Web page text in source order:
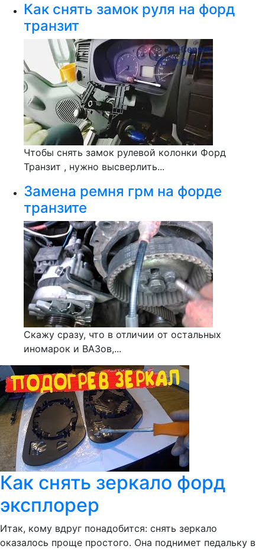
Как снять замок руля на форд
транзит
Чтобы снять замок рулевой колонки Форд
Транзит , нужно высверлить...
Замена ремня грм на форде
транзите
Скажу сразу, что в отличии от остальных
иномарок и ВАЗов,...
Как снять зеркало форд
эксплорер
Итак, кому вдруг понадобится: снять зеркало
оказалось проще простого. Она поднимет педальку в